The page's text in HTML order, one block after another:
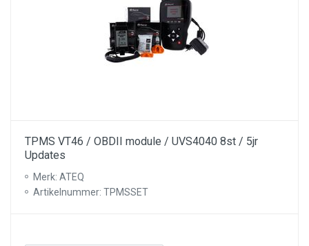
TPMS VT46 / OBDII module / UVS4040 8st / 5jr
Updates
Merk: ATEQ
Artikelnummer: TPMSSET